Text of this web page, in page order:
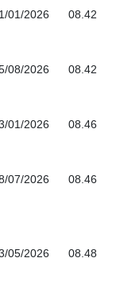
01/2026 08.42
08/2026 08.42
01/2026 08.46
07/2026 08.46
05/2026 08.48